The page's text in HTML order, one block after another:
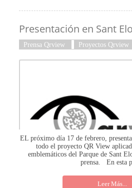
Presentación en Sant
Prensa Qrview Proyectos Qrview
EL próximo día 17 de febrero,
todo el proyecto QR View
emblemáticos del Parque de Sant
prensa. En esta
Leer Más...